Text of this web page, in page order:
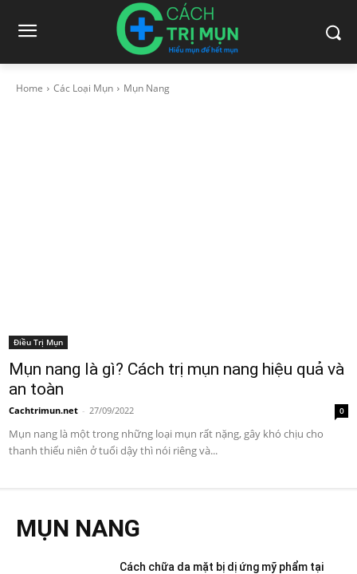
Home Các Loại Mụn Mụn Nang
Điều Trị Mụn
Mụn nang là gì? Cách trị mụn nang hiệu quả và
an toàn
Cachtrimun.net - 27/09/2022 0
Mụn nang là một trong những loại mụn rất nặng, gây khó chịu cho
thanh thiếu niên ở tuổi dậy thì nói riêng và...
MỤN NANG
Cách chữa da mặt bị dị ứng mỹ phẩm tại